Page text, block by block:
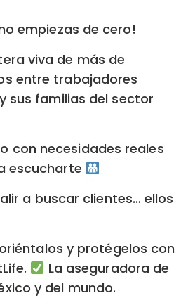
empiezas de cero!
viva de más de
entre trabajadores
sus familias del sector
con necesidades reales
escucharte
a buscar clientes… ellos
y protégelos con
La aseguradora de
y del mundo.